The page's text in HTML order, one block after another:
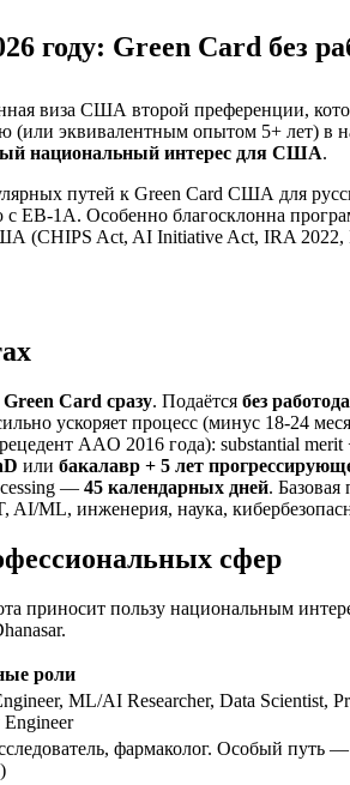
Green Card без
виза США второй преференции,
(или эквивалентным опытом 5+ лет)
национальный интерес для США.
путей к Green Card США для
EB-1A. Особенно благосклонна
(CHIPS Act, AI Initiative Act, IRA 2022,
Green Card сразу. Подаётсябез
ускоряет процесс (минус 18-24
AAO 2016 года): substantial
илибакалавр + 5 лет
—45 календарных дней.
AI/ML, инженерия, наука,
сфер
приносит пользу национальным
роли
ML/AI Researcher, Data Scientist,
Engineer
фармаколог. Особый путь —